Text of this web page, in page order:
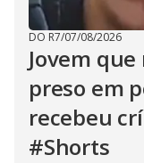
DO R7/07/08/2026
Jovem
preso em
recebeu
#Shorts